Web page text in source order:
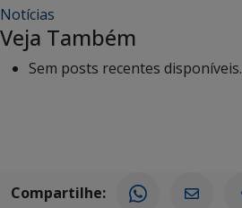
Notícias
Veja Também
Sem posts recentes disponíveis.
Compartilhe: